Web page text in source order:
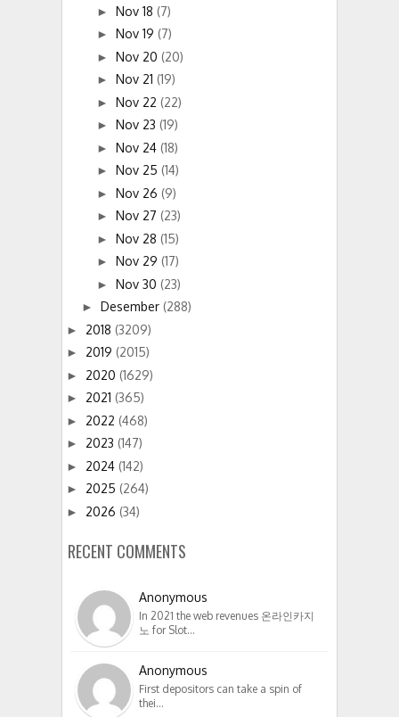
► Nov 18 (7)
► Nov 19 (7)
► Nov 20 (20)
► Nov 21 (19)
► Nov 22 (22)
► Nov 23 (19)
► Nov 24 (18)
► Nov 25 (14)
► Nov 26 (9)
► Nov 27 (23)
► Nov 28 (15)
► Nov 29 (17)
► Nov 30 (23)
► Desember (288)
► 2018 (3209)
► 2019 (2015)
► 2020 (1629)
► 2021 (365)
► 2022 (468)
► 2023 (147)
► 2024 (142)
► 2025 (264)
► 2026 (34)
RECENT COMMENTS
Anonymous
In 2021 the web revenues 온라인카지
노 for Slot…
Anonymous
First depositors can take a spin of
thei…